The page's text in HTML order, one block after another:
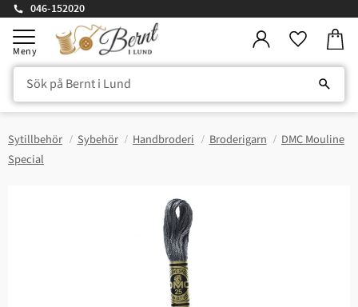
Meny
046-152020
Sytillbehör Sybehör Handbroderi Broderigarn
DMC Mouline
Special